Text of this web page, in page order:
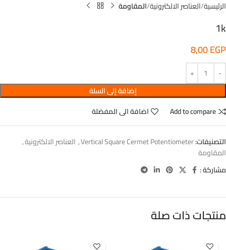
الرئيسية العناصر الالكترونية المقاومة
1k
8,00EGP
إضافة إلى السلة
Add to compare
اضافة الى المفضلة
التصنيفات:Vertical Square Cermet Potentiometer
, العناصر الالكترونية,
المقاومة
مشاركة :
منتجات ذات صلة